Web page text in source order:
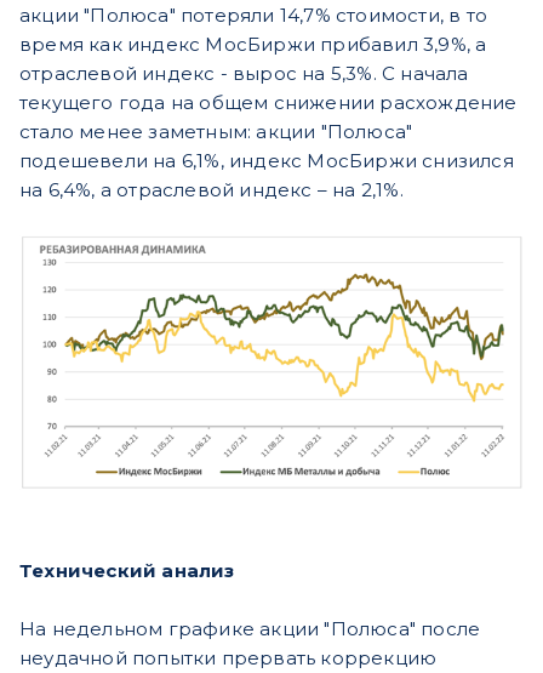
акции "Полюса" потеряли 14,7% стоимости, в то
время как индекс МосБиржи прибавил 3,9%, а
отраслевой индекс - вырос на 5,3%. С начала
текущего года на общем снижении расхождение
стало менее заметным: акции "Полюса"
подешевели на 6,1%, индекс МосБиржи снизился
на 6,4%, а отраслевой индекс – на 2,1%.
Технический анализ
На недельном графике акции "Полюса" после
неудачной попытки прервать коррекцию